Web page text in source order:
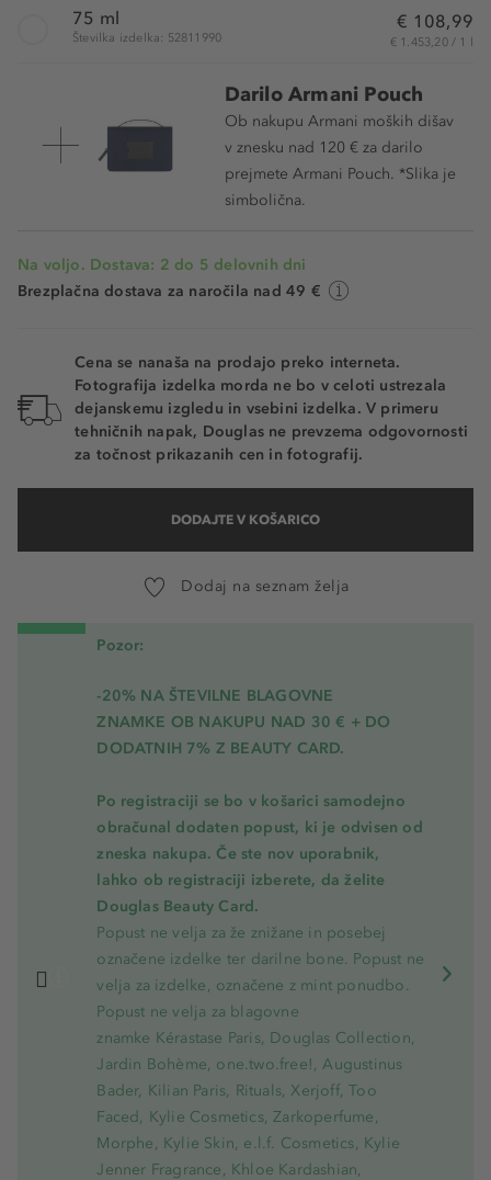
75 ml
Številka izdelka: 52811990
€ 108,99
€ 1.453,20 / 1 l
Darilo Armani Pouch
Ob nakupu Armani moških dišav
v znesku nad 120 € za darilo
prejmete Armani Pouch. *Slika je
simbolična.
Na voljo. Dostava: 2 do 5 delovnih dni
Brezplačna dostava za naročila nad 49 €
Cena se nanaša na prodajo preko interneta.
Fotografija izdelka morda ne bo v celoti ustrezala
dejanskemu izgledu in vsebini izdelka. V primeru
tehničnih napak, Douglas ne prevzema odgovornosti
za točnost prikazanih cen in fotografij.
DODAJTE V KOŠARICO
Dodaj na seznam želja
Pozor:
-20% NA ŠTEVILNE BLAGOVNE
ZNAMKE OB NAKUPU NAD 30 € + DO
DODATNIH 7% Z BEAUTY CARD.
Po registraciji se bo v košarici samodejno
obračunal dodaten popust, ki je odvisen od
zneska nakupa. Če ste nov uporabnik,
lahko ob registraciji izberete, da želite
Douglas Beauty Card.
Popust ne velja za že znižane in posebej
označene izdelke ter darilne bone. Popust ne
velja za izdelke, označene z mint ponudbo.
Popust ne velja za blagovne
znamke Kérastase Paris, Douglas Collection,
Jardin Bohème, one.two.free!, Augustinus
Bader, Kilian Paris, Rituals, Xerjoff, Too
Faced, Kylie Cosmetics, Zarkoperfume,
Morphe, Kylie Skin, e.l.f. Cosmetics, Kylie
Jenner Fragrance, Khloe Kardashian,